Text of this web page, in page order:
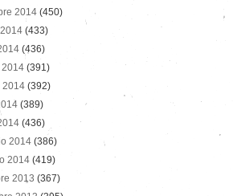
2014 (450)
(433)
(436)
(391)
2014 (392)
(389)
(436)
2014 (386)
2014 (419)
2013 (367)